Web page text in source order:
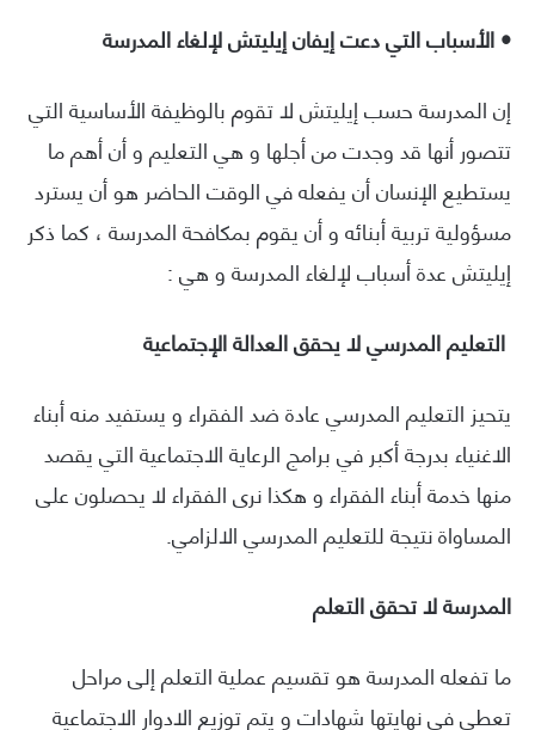
• الأسباب التي دعت إيفان إيليتش لإلغاء المدرسة
إن المدرسة حسب إيليتش لا تقوم بالوظيفة الأساسية التي
تتصور أنها قد وجدت من أجلها و هي التعليم و أن أهم ما
يستطيع الإنسان أن يفعله في الوقت الحاضر هو أن يسترد
مسؤولية تربية أبنائه و أن يقوم بمكافحة المدرسة ، كما ذكر
إيليتش عدة أسباب لإلغاء المدرسة و هي :
التعليم المدرسي لا يحقق العدالة الإجتماعية
يتحيز التعليم المدرسي عادة ضد الفقراء و يستفيد منه أبناء
الاغنياء بدرجة أكبر في برامج الرعاية الاجتماعية التي يقصد
منها خدمة أبناء الفقراء و هكذا نرى الفقراء لا يحصلون على
المساواة نتيجة للتعليم المدرسي الالزامي.
المدرسة لا تحقق التعلم
ما تفعله المدرسة هو تقسيم عملية التعلم إلى مراحل
تعطى في نهايتها شهادات و يتم توزيع الادوار الاجتماعية